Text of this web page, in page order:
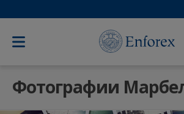
Фотографии